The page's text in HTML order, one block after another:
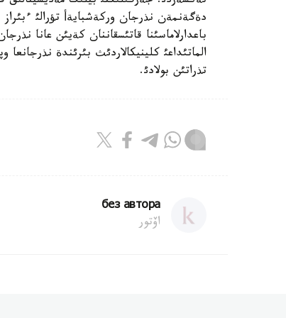
دةگةنمةن نذرجان وركةشبايةأ تؤرالئ
باعدارلاماسئنا قاتئسقاننان كةيئن عانا
تذراتئن بولادئ.
без автора
اۆتور